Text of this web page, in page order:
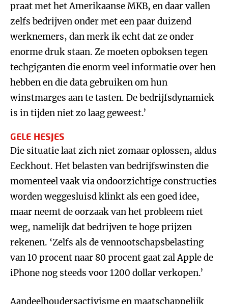
praat met het Amerikaanse MKB, en daar vallen
zelfs bedrijven onder met een paar duizend
werknemers, dan merk ik echt dat ze onder
enorme druk staan. Ze moeten opboksen tegen
techgiganten die enorm veel informatie over hen
hebben en die data gebruiken om hun
winstmarges aan te tasten. De bedrijfsdynamiek
is in tijden niet zo laag geweest.’
GELE HESJES
Die situatie laat zich niet zomaar oplossen, aldus
Eeckhout. Het belasten van bedrijfswinsten die
momenteel vaak via ondoorzichtige constructies
worden weggesluisd klinkt als een goed idee,
maar neemt de oorzaak van het probleem niet
weg, namelijk dat bedrijven te hoge prijzen
rekenen. ‘Zelfs als de vennootschapsbelasting
van 10 procent naar 80 procent gaat zal Apple de
iPhone nog steeds voor 1200 dollar verkopen.’
Aandeelhoudersactivisme en maatschappelijk